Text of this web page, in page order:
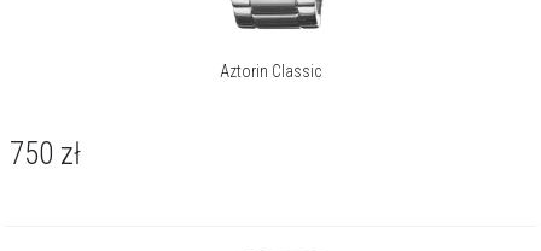
Aztorin Classic
750 zł